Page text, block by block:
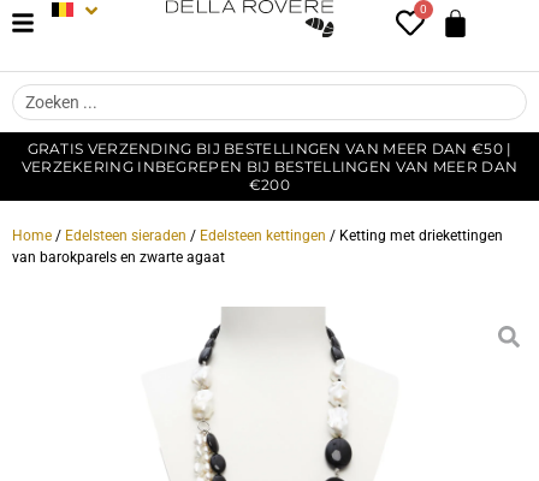
0
GRATIS VERZENDING BIJ BESTELLINGEN VAN MEER DAN €50 |
VERZEKERING INBEGREPEN BIJ BESTELLINGEN VAN MEER DAN
€200
Home / Edelsteen sieraden / Edelsteen kettingen / Ketting met driekettingen
van barokparels en zwarte agaat